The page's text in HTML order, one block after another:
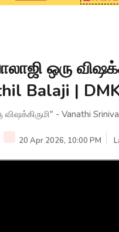
ஒரு
Balaji |
விஷக்கிருமி" - Vanathi
20 Apr 2026, 10:00 PM